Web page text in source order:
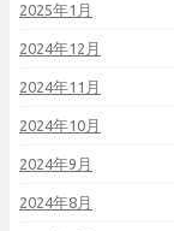
2025年1月
2024年12月
2024年11月
2024年10月
2024年9月
2024年8月